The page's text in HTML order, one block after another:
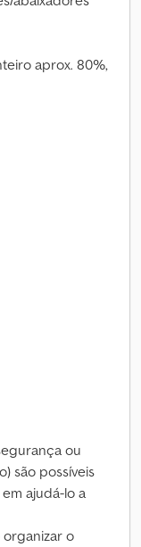
aprox. 80%,
ou
são possíveis
ajudá-lo a
o